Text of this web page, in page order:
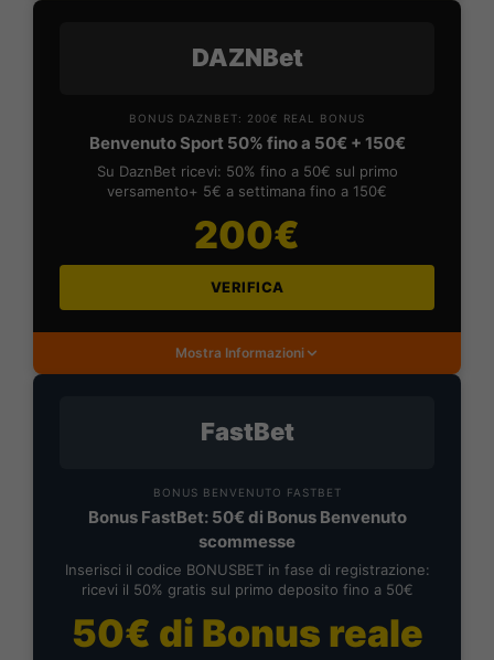
DAZNBet
BONUS DAZNBET: 200€ REAL BONUS
Benvenuto Sport 50% fino a 50€ + 150€
Su DaznBet ricevi: 50% fino a 50€ sul primo
versamento+ 5€ a settimana fino a 150€
200€
VERIFICA
Mostra Informazioni
FastBet
BONUS BENVENUTO FASTBET
Bonus FastBet: 50€ di Bonus Benvenuto
scommesse
Inserisci il codice BONUSBET in fase di registrazione:
ricevi il 50% gratis sul primo deposito fino a 50€
50€ di Bonus reale